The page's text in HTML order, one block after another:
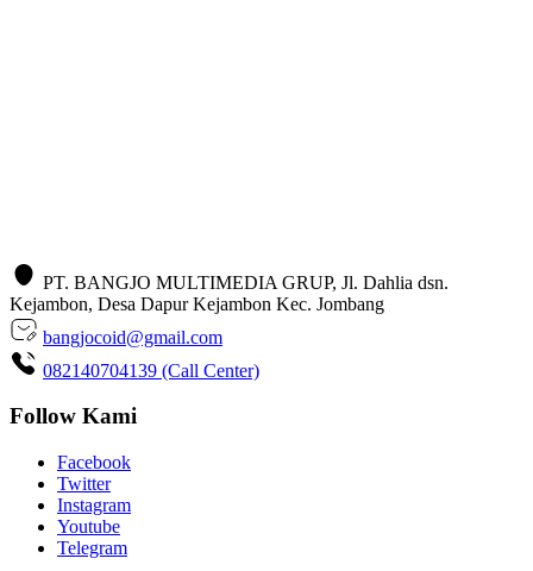
PT. BANGJO MULTIMEDIA GRUP, Jl. Dahlia dsn.
Kejambon, Desa Dapur Kejambon Kec. Jombang
bangjocoid@gmail.com
082140704139 (Call Center)
Follow Kami
Facebook
Twitter
Instagram
Youtube
Telegram